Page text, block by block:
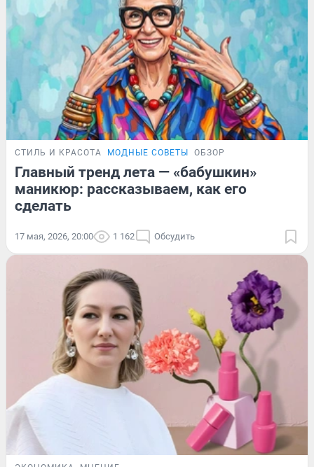
СТИЛЬ И КРАСОТА МОДНЫЕ СОВЕТЫ ОБЗОР
Главный тренд лета — «бабушкин»
маникюр: рассказываем, как его
сделать
17 мая, 2026, 20:00 1 162 Обсудить